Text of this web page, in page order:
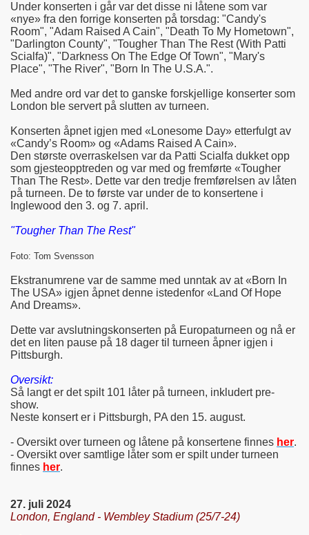
Under konserten i går var det disse ni låtene som var
«nye» fra den forrige konserten på torsdag: "Candy's
Room", "Adam Raised A Cain", "Death To My Hometown",
"Darlington County", "Tougher Than The Rest (With Patti
Scialfa)", "Darkness On The Edge Of Town", "Mary's
Place", "The River", "Born In The U.S.A.".
Med andre ord var det to ganske forskjellige konserter som
London ble servert på slutten av turneen.
Konserten åpnet igjen med «Lonesome Day» etterfulgt av
«Candy’s Room» og «Adams Raised A Cain».
Den største overraskelsen var da Patti Scialfa dukket opp
som gjesteopptreden og var med og fremførte «Tougher
Than The Rest». Dette var den tredje fremførelsen av låten
på turneen. De to første var under de to konsertene i
Inglewood den 3. og 7. april.
"Tougher Than The Rest"
Foto: Tom Svensson
Ekstranumrene var de samme med unntak av at «Born In
The USA» igjen åpnet denne istedenfor «Land Of Hope
And Dreams».
Dette var avslutningskonserten på Europaturneen og nå er
det en liten pause på 18 dager til turneen åpner igjen i
Pittsburgh.
Oversikt:
Så langt er det spilt 101 låter på turneen, inkludert pre-
show.
Neste konsert er i Pittsburgh, PA den 15. august.
- Oversikt over turneen og låtene på konsertene finnes her.
- Oversikt over samtlige låter som er spilt under turneen
finnes her.
27. juli 2024
London, England - Wembley Stadium (25/7-24)